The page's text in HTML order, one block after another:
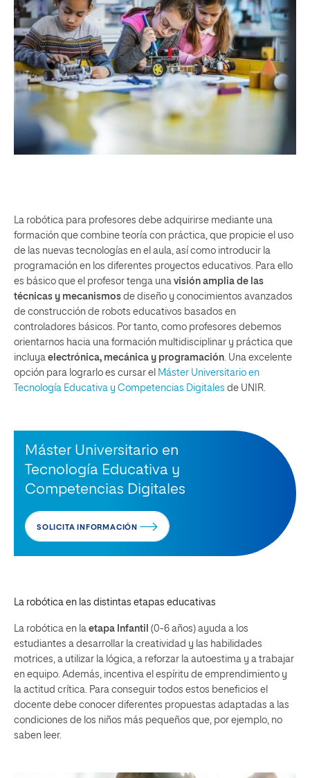
La robótica para profesores debe adquirirse mediante una
formación que combine teoría con práctica, que propicie el uso
de las nuevas tecnologías en el aula, así como introducir la
programación en los diferentes proyectos educativos. Para ello
es básico que el profesor tenga una visión amplia de las
técnicas y mecanismos de diseño y conocimientos avanzados
de construcción de robots educativos basados en
controladores básicos. Por tanto, como profesores debemos
orientarnos hacia una formación multidisciplinar y práctica que
incluya electrónica, mecánica y programación. Una excelente
opción para lograrlo es cursar el Máster Universitario en
Tecnología Educativa y Competencias Digitales de UNIR.
Máster Universitario en
Tecnología Educativa y
Competencias Digitales
SOLICITA INFORMACIÓN
La robótica en las distintas etapas educativas
La robótica en la etapa Infantil (0-6 años) ayuda a los
estudiantes a desarrollar la creatividad y las habilidades
motrices, a utilizar la lógica, a reforzar la autoestima y a trabajar
en equipo. Además, incentiva el espíritu de emprendimiento y
la actitud crítica. Para conseguir todos estos beneficios el
docente debe conocer diferentes propuestas adaptadas a las
condiciones de los niños más pequeños que, por ejemplo, no
saben leer.